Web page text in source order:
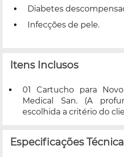
Diabetes
Infecções de pele.
Itens Inclusos
01 Cartucho para
Medical San. (A
escolhida a critério do
Especificações